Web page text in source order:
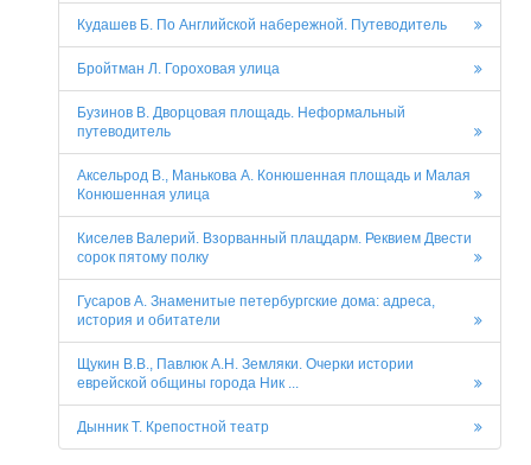
Кудашев Б. По Английской набережной. Путеводитель
Бройтман Л. Гороховая улица
Бузинов В. Дворцовая площадь. Неформальный
путеводитель
Аксельрод В., Манькова А. Конюшенная площадь и Малая
Конюшенная улица
Киселев Валерий. Взорванный плацдарм. Реквием Двести
сорок пятому полку
Гусаров А. Знаменитые петербургские дома: адреса,
история и обитатели
Щукин В.В., Павлюк А.Н. Земляки. Очерки истории
еврейской общины города Ник ...
Дынник Т. Крепостной театр